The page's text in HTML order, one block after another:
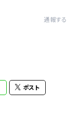
通報する
ポスト